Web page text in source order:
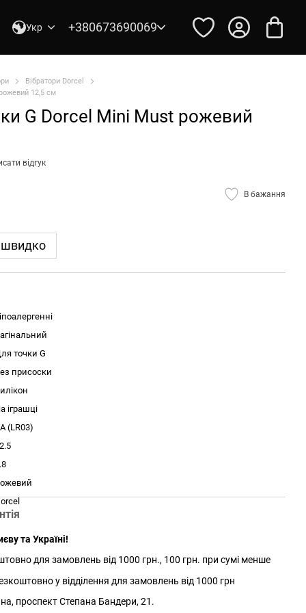
Укр +380673690069
Вібратори Dorcel
12,5 см
G Dorcel Mini Must рожевий
відгук
В бажання
точки G
присоски
іграшці
(LR03)
та Україні!
для замовлень від 1000 грн., 100 грн. при сумі менше
у відділення для замовлень від 1000 грн
проспект Степана Бандери, 21.